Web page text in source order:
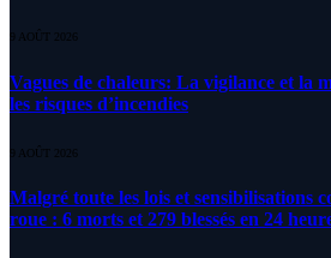
9 AOÛT 2026
Vagues de chaleurs: La vigilance et la
les risques d’incendies
9 AOÛT 2026
Malgré toute les lois et sensibilisations
roue : 6 morts et 279 blessés en 24